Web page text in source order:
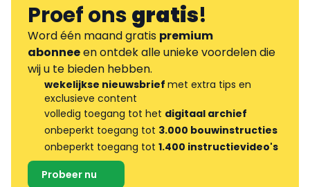
Proef onsgratis!
Word één maand gratis premium
abonneeen ontdek alle unieke voordelen die
wij u te bieden hebben.
wekelijkse nieuwsbrief met extra tips en
exclusieve content
volledig toegang tot het digitaal archief
onbeperkt toegang tot 3.000 bouwinstructies
onbeperkt toegang tot 1.400 instructievideo's
Probeer nu